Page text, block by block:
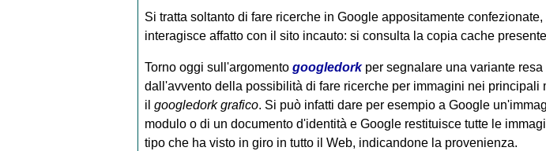
Si tratta soltanto di fare ricerche in Google appositamente
interagisce affatto con il sito incauto: si consulta la copia cache
Torno oggi sull'argomento googledorkper segnalare una variante resa
dall'avvento della possibilità di fare ricerche per immagini nei principali
il googledork grafico. Si può infatti dare per esempio a Google
modulo o di un documento d'identità e Google restituisce tutte le
tipo che ha visto in giro in tutto il Web, indicandone la provenienza.